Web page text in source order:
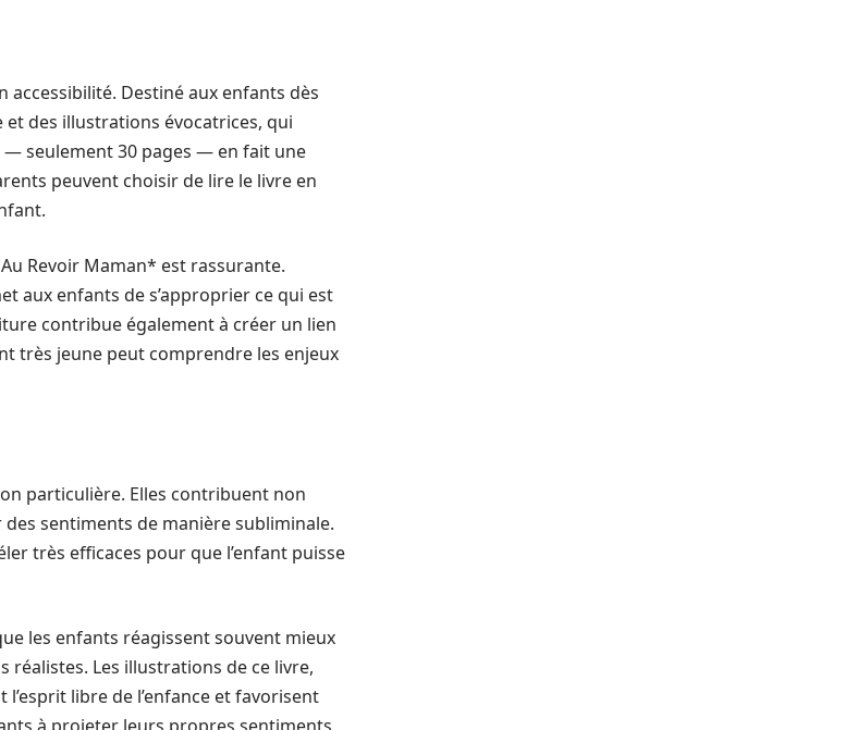
accessibilité. Destiné aux enfants dès
et des illustrations évocatrices, qui
— seulement 30 pages — en fait une
peuvent choisir de lire le livre en
Revoir Maman* est rassurante.
aux enfants de s’approprier ce qui est
contribue également à créer un lien
très jeune peut comprendre les enjeux
particulière. Elles contribuent non
sentiments de manière subliminale.
très efficaces pour que l’enfant puisse
les enfants réagissent souvent mieux
réalistes. Les illustrations de ce livre,
libre de l’enfance et favorisent